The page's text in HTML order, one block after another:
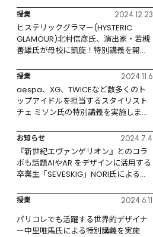
授業 2024.12.23
ヒステリックグラマー(HYSTERIC
GLAMOUR)北村信彦氏、演出家・若槻
善雄氏が母校に凱旋！特別講義を開催
授業 2024.11.6
aespa、XG、TWICEなど数多くのト
ップアイドルを担当するスタイリスト
チェ ミソン氏の特別講義を実施しまし
お知らせ 2024.7.4
『新世紀エヴァンゲリオン』とのコラ
ボも話題AIやAR をデザインに活用する
卒業生「SEVESKIG」NORI氏による講
授業 2024.6.11
パリコレでも活躍する世界的デザイナ
ー中里唯馬氏による特別講義を実施